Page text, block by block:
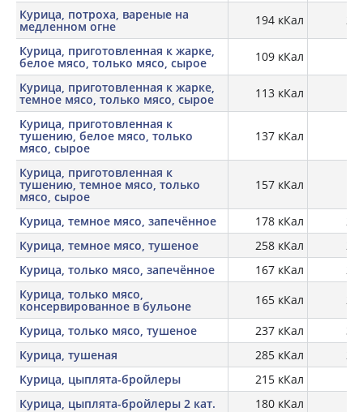
Курица, потроха, вареные на
медленном огне 194 кКал
Курица, приготовленная к жарке,
белое мясо, только мясо, сырое 109 кКал
Курица, приготовленная к жарке,
темное мясо, только мясо, сырое 113 кКал
Курица, приготовленная к
тушению, белое мясо, только
мясо, сырое
137 кКал
Курица, приготовленная к
тушению, темное мясо, только
мясо, сырое
157 кКал
Курица, темное мясо, запечённое 178 кКал
Курица, темное мясо, тушеное
258 кКал
Курица, только мясо, запечённое
167 кКал
Курица, только мясо,
консервированное в бульоне 165 кКал
Курица, только мясо, тушеное
237 кКал
Курица, тушеная
285 кКал
Курица, цыплята-бройлеры
215 кКал
Курица, цыплята-бройлеры 2 кат.
180 кКал